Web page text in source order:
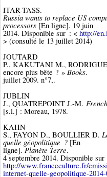
ITAR-TASS.
Russia wants to replace US
processors [En ligne]. 19 juin
2014. Disponible sur : < http://
> (consulté le 13 juillet 2014)
JOUTARD
P., KAKUTANI M.,
encore plus bête ? » Books.
juillet 2009. n°7,.
JUBLIN
J., QUATREPOINT J.-M.
[s.l.] : Moreau, 1978.
KAHN
S., FAYON D., BOULLIER D.
quelle géopolitique ? [En
ligne].Planète Terre.
4 septembre 2014. Disponible
http://www.franceculture.fr/
internet-quelle-geopolitique-